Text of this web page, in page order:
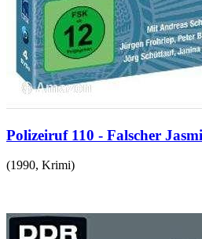
Polizeiruf 110 - Falscher
(1990, Krimi)